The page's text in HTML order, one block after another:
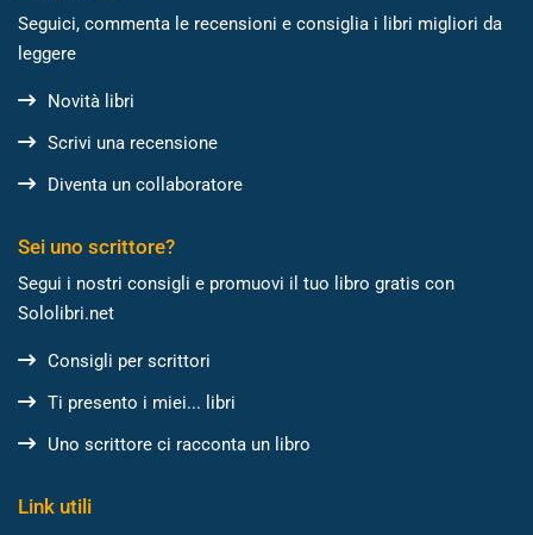
Seguici, commenta le recensioni e consiglia i libri migliori da
leggere
Novità libri
Scrivi una recensione
Diventa un collaboratore
Sei uno scrittore?
Segui i nostri consigli e promuovi il tuo libro gratis con
Sololibri.net
Consigli per scrittori
Ti presento i miei... libri
Uno scrittore ci racconta un libro
Link utili